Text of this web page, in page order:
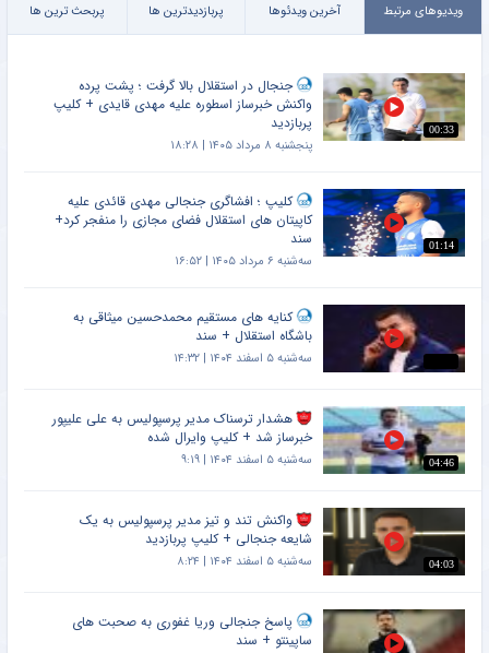
ویدیوهای مرتبط آخرین ویدئوها پربازدیدترین ها پربحث ترین ها
00:33
جنجال در استقلال بالا گرفت ؛ پشت پرده
واکنش خبرساز اسطوره علیه مهدی قایدی + کلیپ
پربازدید
پنجشنبه ۸ مرداد ۱۴۰۵ | ۱۸:۲۸
01:14
کلیپ ؛ افشاگری جنجالی مهدی قائدی علیه
کاپیتان های استقلال فضای مجازی را منفجر کرد+
سند
سه‌شنبه ۶ مرداد ۱۴۰۵ | ۱۶:۵۲
کنایه های مستقیم محمدحسین میثاقی به
باشگاه استقلال + سند
سه‌شنبه ۵ اسفند ۱۴۰۴ | ۱۴:۳۲
04:46
هشدار ترسناک مدیر پرسپولیس به علی علیپور
خبرساز شد + کلیپ وایرال شده
سه‌شنبه ۵ اسفند ۱۴۰۴ | ۹:۱۹
04:03
واکنش تند و تیز مدیر پرسپولیس به یک
شایعه جنجالی + کلیپ پربازدید
سه‌شنبه ۵ اسفند ۱۴۰۴ | ۸:۲۴
پاسخ جنجالی وریا غفوری به صحبت های
ساپینتو + سند